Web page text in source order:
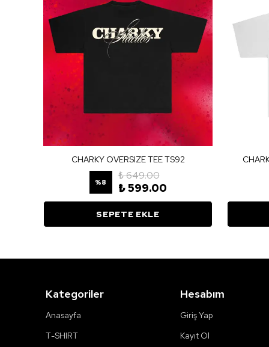
CHARKY OVERSIZE TEE TS92
%8
₺ 649.00
₺ 599.00
SEPETE EKLE
Kategoriler
Anasayfa
T-SHIRT
Hesabım
Giriş Yap
Kayıt Ol